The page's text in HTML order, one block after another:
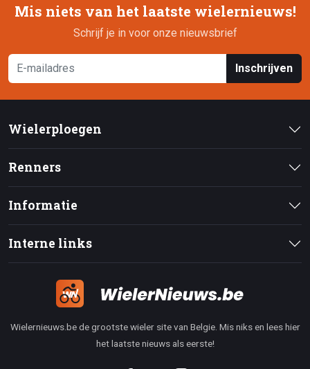
Mis niets van het laatste wielernieuws!
Schrijf je in voor onze nieuwsbrief
Inschrijven
Wielerploegen
Renners
Informatie
Interne links
Wielernieuws.be de grootste wieler site van Belgie. Mis niks en lees hier
het laatste nieuws als eerste!